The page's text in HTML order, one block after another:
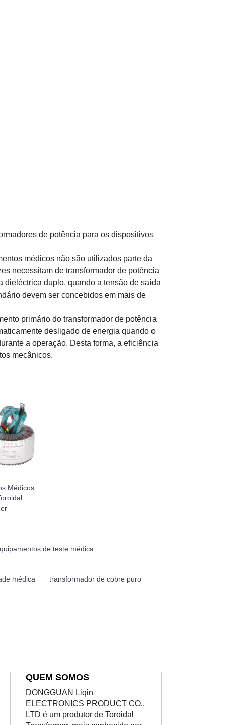
de potência para os dispositivos
médicos não são utilizados parte da
necessitam de transformador de potência
dieléctrica duplo, quando a tensão de saída
devem ser concebidos em mais de
primário do transformador de potência
desligado de energia quando o
a operação. Desta forma, a eficiência
mecânicos.
Médicos
de teste médica
médica
transformador de cobre puro
QUEM SOMOS
DONGGUAN Liqin
ELECTRONICS PRODUCT CO.,
LTD é um produtor de Toroidal